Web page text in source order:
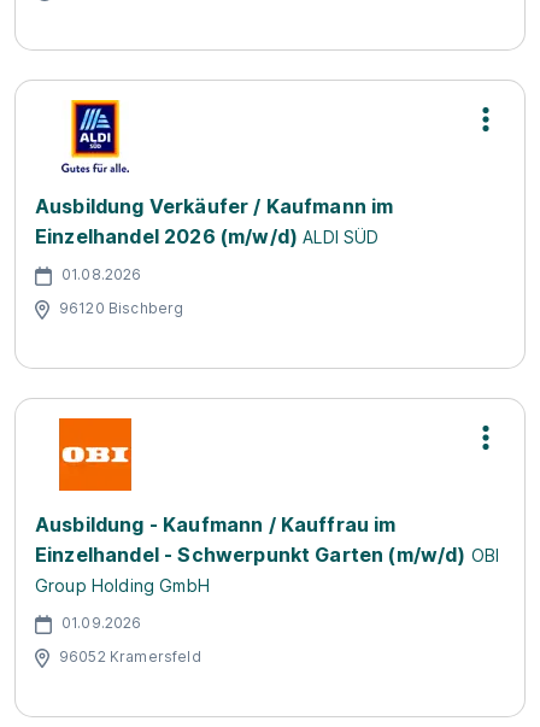
Ausbildung Verkäufer / Kaufmann im
Einzelhandel 2026 (m/w/d) ALDI SÜD
01.08.2026
96120 Bischberg
Ausbildung - Kaufmann / Kauffrau im
Einzelhandel - Schwerpunkt Garten (m/w/d) OBI
Group Holding GmbH
01.09.2026
96052 Kramersfeld